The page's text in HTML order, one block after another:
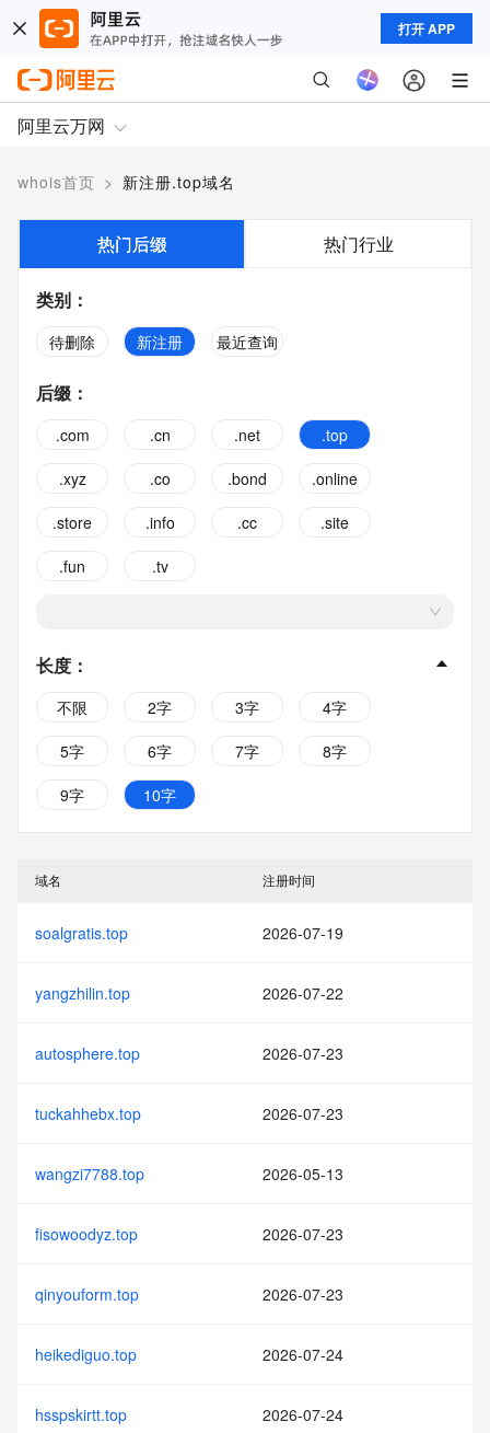
打开 APP
阿里云万网
whois首页 > 新注册.top域名
热门后缀 热门行业
类别 ：
待删除 新注册 最近查询
后缀 ：
.com .cn .net
.top
.xyz
.co .bond
.online
.store
.info .cc
.site
.fun
.tv
长度 ：
不限 2字 3字
4字
5字
6字 7字
8字
9字
10字
域名 注册时间
soalgratis.top 2026-07-19
yangzhilin.top 2026-07-22
autosphere.top 2026-07-23
tuckahhebx.top 2026-07-23
wangzi7788.top 2026-05-13
fisowoodyz.top 2026-07-23
qinyouform.top 2026-07-23
heikediguo.top 2026-07-24
hsspskirtt.top 2026-07-24